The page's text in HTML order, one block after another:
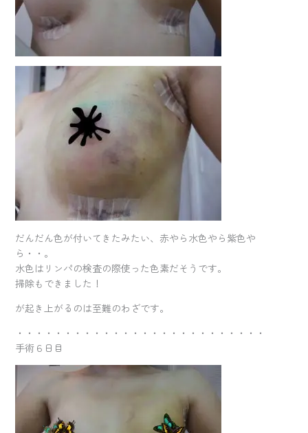
だんだん色が付いてきたみたい、赤やら水色やら紫色や
ら・・。
水色はリンパの検査の際使った色素だそうです。
掃除もできました！
が起き上がるのは至難のわざです。
・・・・・・・・・・・・・・・・・・・・・・・・・・
手術６日目